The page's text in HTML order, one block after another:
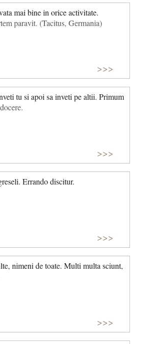
mai bine in orice activitate.
paravit. (Tacitus, Germania)
>>>
tu si apoi sa inveti pe altii. Primum
>>>
Errando discitur.
>>>
nimeni de toate. Multi multa sciunt,
>>>